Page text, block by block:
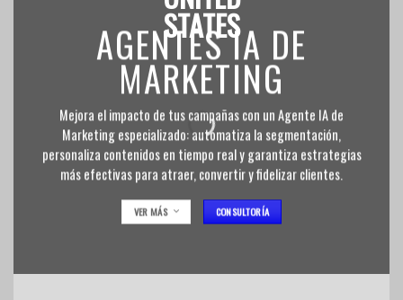
AGENTES IA DE
MARKETING
Mejora el impacto de tus campañas con un Agente IA de
Marketing especializado: automatiza la segmentación,
personaliza contenidos en tiempo real y garantiza estrategias
más efectivas para atraer, convertir y fidelizar clientes.
VER MÁS CONSULTORÍA